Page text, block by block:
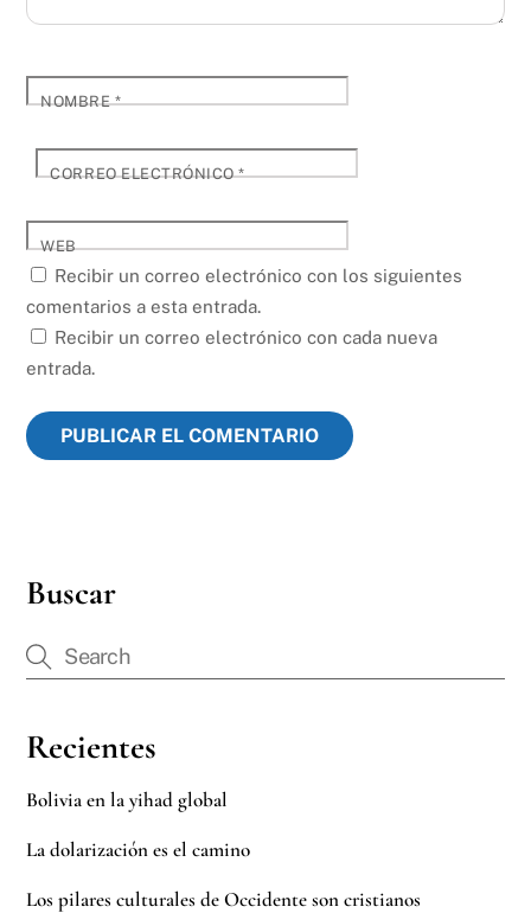
NOMBRE*
CORREO ELECTRÓNICO*
WEB
Recibir un correo electrónico con los siguientes
comentarios a esta entrada.
Recibir un correo electrónico con cada nueva
entrada.
Buscar
Recientes
Bolivia en la yihad global
La dolarización es el camino
Los pilares culturales de Occidente son cristianos